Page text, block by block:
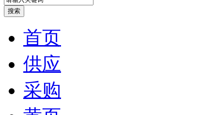
首页
供应
采购